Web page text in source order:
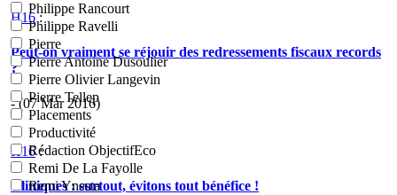
Philippe Rancourt
Philippe Ravelli
Pierre
Pierre Antoine Dusoulier
Pierre Olivier Langevin
Pierre Tellep
Placements
Productivité
Rédaction ObjectifEco
Remi De La Fayolle
Remi Ynesta
H16:
Peut-on vraiment se réjouir des redressements fiscaux records
?
- (07 Mar 2016)
H16:
Cliniques : surtout, évitons tout bénéfice !